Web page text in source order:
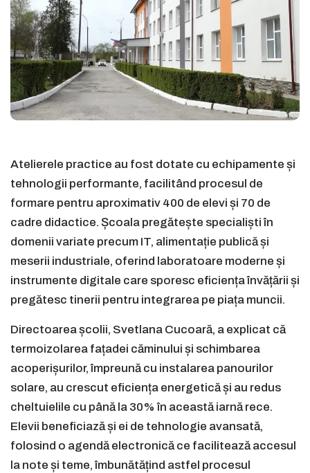
Atelierele practice au fost dotate cu echipamente și
tehnologii performante, facilitând procesul de
formare pentru aproximativ 400 de elevi și 70 de
cadre didactice. Școala pregătește specialiști în
domenii variate precum IT, alimentație publică și
meserii industriale, oferind laboratoare moderne și
instrumente digitale care sporesc eficiența învățării și
pregătesc tinerii pentru integrarea pe piața muncii.
Directoarea școlii, Svetlana Cucoară, a explicat că
termoizolarea fațadei căminului și schimbarea
acoperișurilor, împreună cu instalarea panourilor
solare, au crescut eficiența energetică și au redus
cheltuielile cu până la 30% în această iarnă rece.
Elevii beneficiază și ei de tehnologie avansată,
folosind o agendă electronică ce facilitează accesul
la note și teme, îmbunătățind astfel procesul